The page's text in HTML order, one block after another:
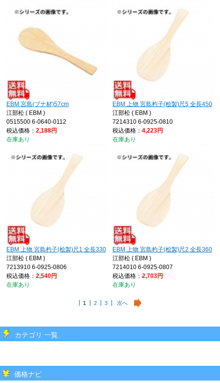
EBM 宮島(ブナ材)57cm
江部松 ( EBM )
0515500 6-0640-0112
税込価格： 2,188円
在庫あり
EBM 上物 宮島杓子(桧製)尺5 全長450
江部松 ( EBM )
7214310 6-0925-0810
税込価格： 4,223円
在庫あり
EBM 上物 宮島杓子(桧製)尺1 全長330
江部松 ( EBM )
7213910 6-0925-0806
税込価格： 2,540円
在庫あり
EBM 上物 宮島杓子(桧製)尺2 全長360
江部松 ( EBM )
7214010 6-0925-0807
税込価格： 2,703円
在庫あり
1 2 3 次へ
カテゴリ 一覧
価格ナビ